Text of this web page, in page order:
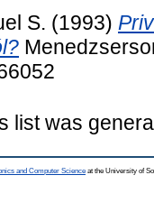
S. (1993)
list was
and Computer Science at the University of